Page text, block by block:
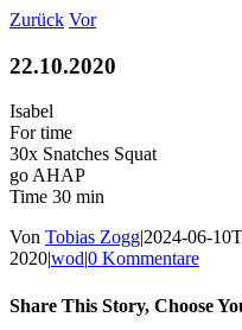
Zum
springen
Zurück Vor
22.10.2020
Isabel
For time
30x Snatches Squat
go AHAP
Time 30 min
Von Tobias Zogg|2024-06-
2020|wod|0 Kommentare
Share This Story, Choose